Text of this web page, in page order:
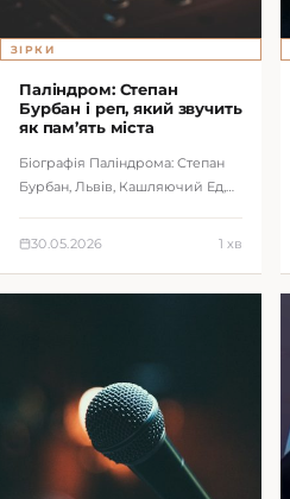
ЗІРКИ
Паліндром: Степан
Бурбан і реп, який звучить
як пам’ять міста
Біографія Паліндрома: Степан
Бурбан, Львів, Кашляючий Ед,
30.05.2026 1 хв